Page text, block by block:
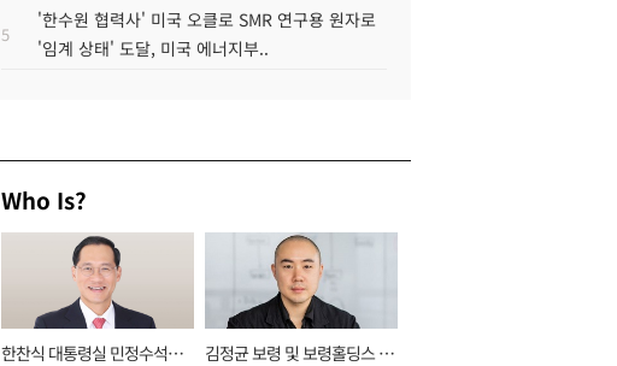
5
'한수원 협력사' 미국 오클로 SMR 연구용 원자로
'임계 상태' 도달, 미국 에너지부..
Who Is?
한찬식 대통령실 민정수석비
김정균 보령 및 보령홀딩스 대